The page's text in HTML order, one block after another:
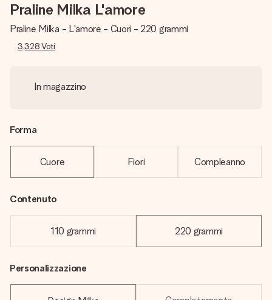
Praline Milka L'amore
Praline Milka - L'amore - Cuori - 220 grammi
3,328Voti
In magazzino
Forma
Cuore Fiori Compleanno
Contenuto
110 grammi 220 grammi
Personalizzazione